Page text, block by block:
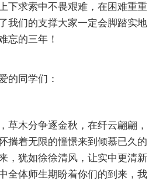
下求索中不畏艰难，在困难重重
我们的支撑大家一定会脚踏实地
忘的三年！
的同学们：
草木分争逐金秋，在纤云翩翩，
揣着无限的憧憬来到倾慕已久的
，犹如徐徐清风，让实中更清新
全体师生期盼着你们的到来，我